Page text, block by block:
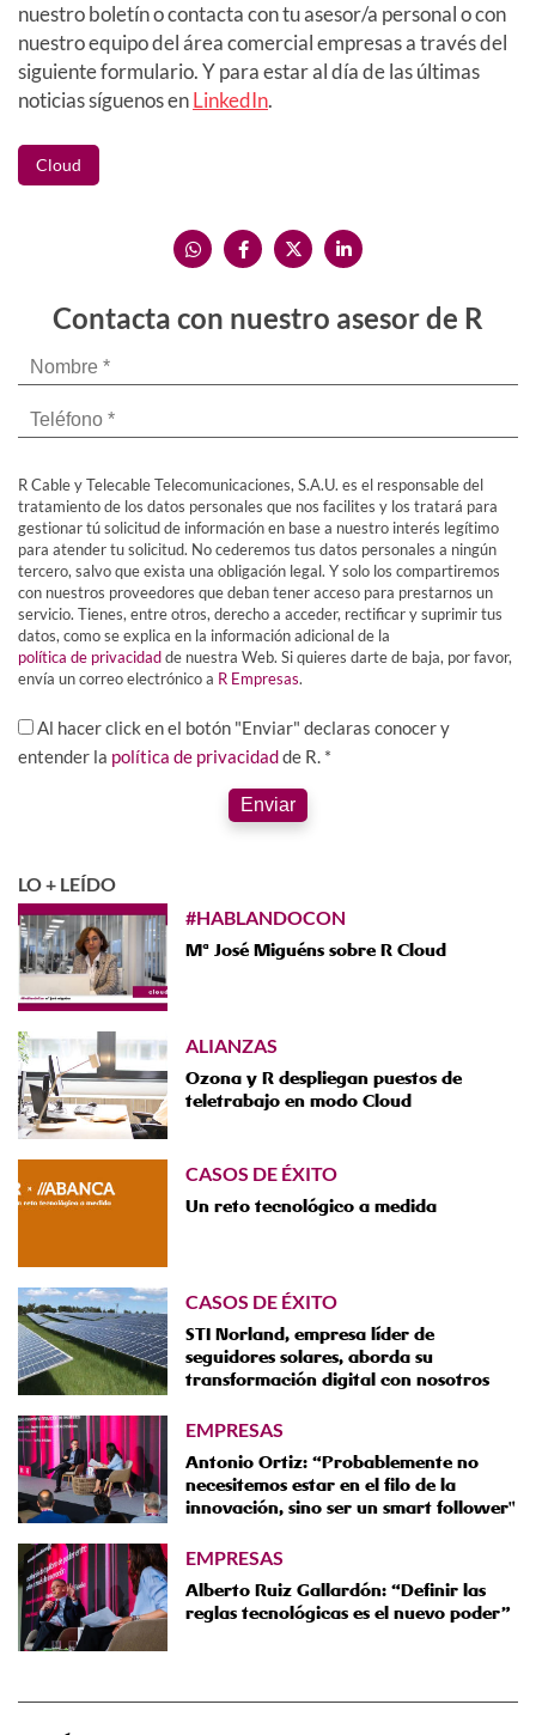
nuestro boletín o contacta con tu asesor/a personal o con
nuestro equipo del área comercial empresas a través del
siguiente formulario. Y para estar al día de las últimas
noticias síguenos enLinkedIn.
Cloud
Contacta con nuestro asesor de R
R Cable y Telecable Telecomunicaciones, S.A.U. es el responsable del
tratamiento de los datos personales que nos facilites y los tratará para
gestionar tú solicitud de información en base a nuestro interés legítimo
para atender tu solicitud. No cederemos tus datos personales a ningún
tercero, salvo que exista una obligación legal. Y solo los compartiremos
con nuestros proveedores que deban tener acceso para prestarnos un
servicio. Tienes, entre otros, derecho a acceder, rectificar y suprimir tus
datos, como se explica en la información adicional de la
política de privacidadde nuestra Web. Si quieres darte de baja, por favor,
envía un correo electrónico a R Empresas.
Al hacer click en el botón "Enviar" declaras conocer y
entender la política de privacidadde R. *
Enviar
LO + LEÍDO
#HABLANDOCON
Mª José Miguéns sobre R Cloud
ALIANZAS
Ozona y R despliegan puestos de
teletrabajo en modo Cloud
CASOS DE ÉXITO
Un reto tecnológico a medida
CASOS DE ÉXITO
STI Norland, empresa líder de
seguidores solares, aborda su
transformación digital con nosotros
EMPRESAS
Antonio Ortiz: “Probablemente no
necesitemos estar en el filo de la
innovación, sino ser un smart follower"
EMPRESAS
Alberto Ruiz Gallardón: “Definir las
reglas tecnológicas es el nuevo poder”